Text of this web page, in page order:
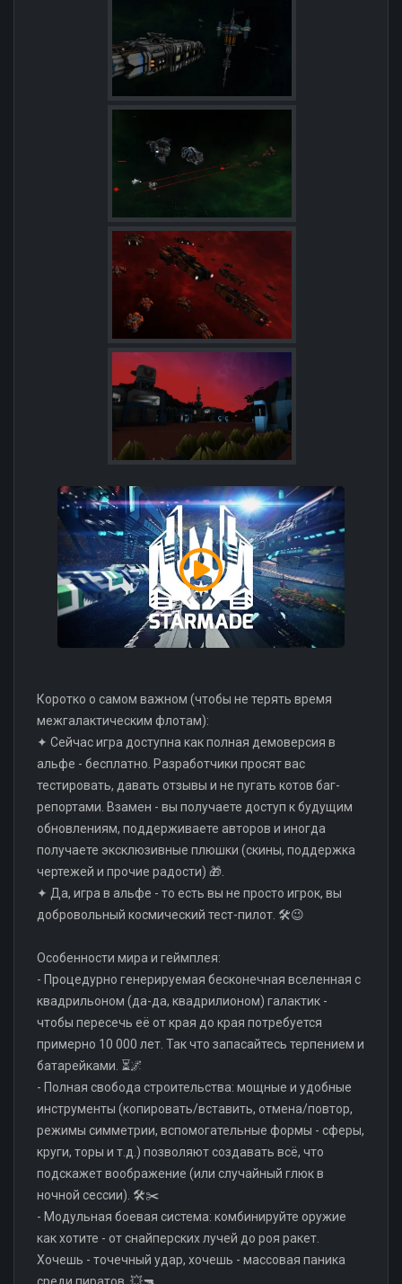
Коротко о самом важном (чтобы не терять время
межгалактическим флотам):
✦ Сейчас игра доступна как полная демоверсия в
альфе - бесплатно. Разработчики просят вас
тестировать, давать отзывы и не пугать котов баг-
репортами. Взамен - вы получаете доступ к будущим
обновлениям, поддерживаете авторов и иногда
получаете эксклюзивные плюшки (скины, поддержка
чертежей и прочие радости) 🎁.
✦ Да, игра в альфе - то есть вы не просто игрок, вы
добровольный космический тест-пилот. 🛠️😉
Особенности мира и геймплея:
- Процедурно генерируемая бесконечная вселенная с
квадрильоном (да-да, квадрилионом) галактик -
чтобы пересечь её от края до края потребуется
примерно 10 000 лет. Так что запасайтесь терпением и
батарейками. ⏳🌌
- Полная свобода строительства: мощные и удобные
инструменты (копировать/вставить, отмена/повтор,
режимы симметрии, вспомогательные формы - сферы,
круги, торы и т.д.) позволяют создавать всё, что
подскажет воображение (или случайный глюк в
ночной сессии). 🛠️✂️
- Модульная боевая система: комбинируйте оружие
как хотите - от снайперских лучей до роя ракет.
Хочешь - точечный удар, хочешь - массовая паника
среди пиратов. 💥🔫